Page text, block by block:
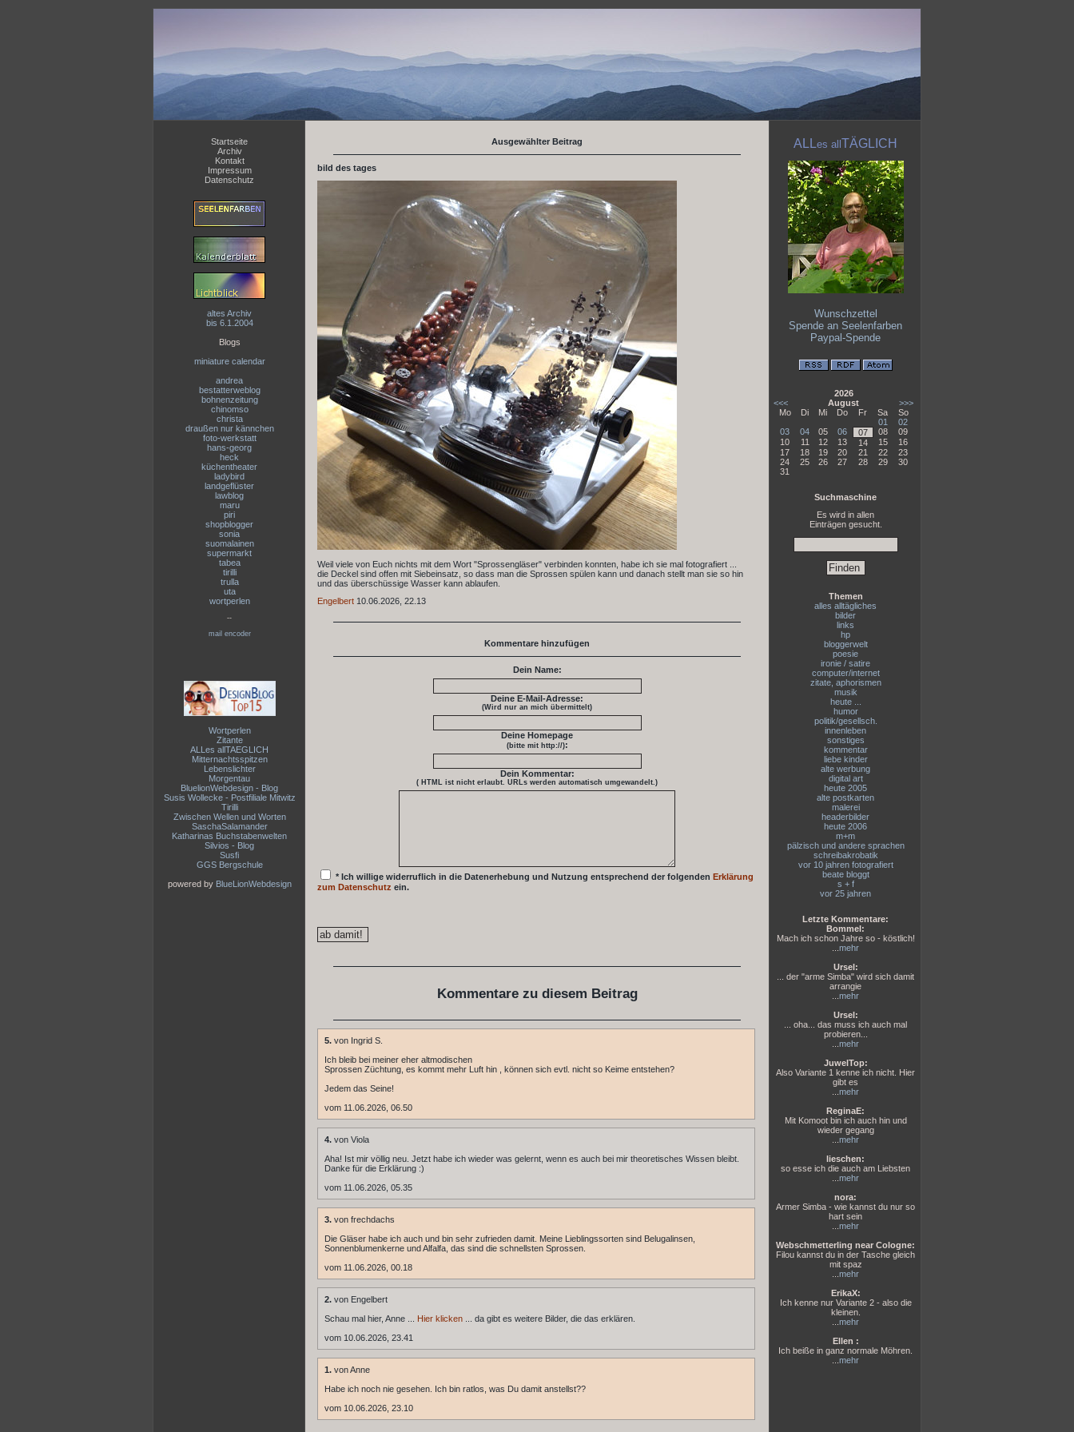
Startseite
Archiv
Kontakt
Impressum
Datenschutz
altes Archiv
bis 6.1.2004
Blogs
miniature calendar
andrea
bestatterweblog
bohnenzeitung
chinomso
christa
draußen nur kännchen
foto-werkstatt
hans-georg
heck
küchentheater
ladybird
landgeflüster
lawblog
maru
piri
shopblogger
sonia
suomalainen
supermarkt
tabea
tirilli
trulla
uta
wortperlen
--
mail encoder
Wortperlen
Zitante
ALLes allTAEGLICH
Mitternachtsspitzen
Lebenslichter
Morgentau
BluelionWebdesign - Blog
Susis Wollecke - Postfiliale Mitwitz
Tirilli
Zwischen Wellen und Worten
SaschaSalamander
Katharinas Buchstabenwelten
Silvios - Blog
Susfi
GGS Bergschule
powered by BlueLionWebdesign
Ausgewählter Beitrag
bild des tages
Weil viele von Euch nichts mit dem Wort "Sprossengläser" verbinden konnten, habe ich sie mal fotografiert ...
die Deckel sind offen mit Siebeinsatz, so dass man die Sprossen spülen kann und danach stellt man sie so hin
und das überschüssige Wasser kann ablaufen.
Engelbert 10.06.2026, 22.13
Kommentare hinzufügen
Dein Name:
Deine E-Mail-Adresse:
(Wird nur an mich übermittelt)
Deine Homepage
(bitte mit http://):
Dein Kommentar:
( HTML ist nicht erlaubt. URLs werden automatisch umgewandelt.)
* Ich willige widerruflich in die Datenerhebung und Nutzung entsprechend der folgenden Erklärung
zum Datenschutz ein.
Kommentare zu diesem Beitrag
5. von Ingrid S.
Ich bleib bei meiner eher altmodischen
Sprossen Züchtung, es kommt mehr Luft hin , können sich evtl. nicht so Keime entstehen?
Jedem das Seine!
vom 11.06.2026, 06.50
4. von Viola
Aha! Ist mir völlig neu. Jetzt habe ich wieder was gelernt, wenn es auch bei mir theoretisches Wissen bleibt.
Danke für die Erklärung :)
vom 11.06.2026, 05.35
3. von frechdachs
Die Gläser habe ich auch und bin sehr zufrieden damit. Meine Lieblingssorten sind Belugalinsen,
Sonnenblumenkerne und Alfalfa, das sind die schnellsten Sprossen.
vom 11.06.2026, 00.18
2. von Engelbert
Schau mal hier, Anne ...
Hier klicken ... da gibt es weitere Bilder, die das erklären.
vom 10.06.2026, 23.41
1. von Anne
Habe ich noch nie gesehen. Ich bin ratlos, was Du damit anstellst??
vom 10.06.2026, 23.10
ALLes all TÄGLICH
Wunschzettel
Spende an Seelenfarben
Paypal-Spende
2026
<<<
August
>>>
Mo
Di Mi Do Fr Sa
So
01
02
03
04 05 06 07 08
09
10
11 12 13 14 15
16
17
18 19 20 21 22
23
24
25 26 27 28 29
30
31
Suchmaschine
Es wird in allen
Einträgen gesucht.
Themen
alles alltägliches
bilder
links
hp
bloggerwelt
poesie
ironie / satire
computer/internet
zitate, aphorismen
musik
heute ...
humor
politik/gesellsch.
innenleben
sonstiges
kommentar
liebe kinder
alte werbung
digital art
heute 2005
alte postkarten
malerei
headerbilder
heute 2006
m+m
pälzisch und andere sprachen
schreibakrobatik
vor 10 jahren fotografiert
beate bloggt
s + f
vor 25 jahren
Letzte Kommentare:
Bommel:
Mach ich schon Jahre so - köstlich!
mehr
Ursel:
... der "arme Simba" wird sich damit
arrangie
mehr
Ursel:
... oha... das muss ich auch mal
probieren...
mehr
JuwelTop:
Also Variante 1 kenne ich nicht. Hier
gibt es
mehr
ReginaE:
Mit Komoot bin ich auch hin und
wieder gegang
mehr
lieschen:
so esse ich die auch am Liebsten
mehr
nora:
Armer Simba - wie kannst du nur so
hart sein
mehr
Webschmetterling near Cologne:
Filou kannst du in der Tasche gleich
mit spaz
mehr
ErikaX:
Ich kenne nur Variante 2 - also die
kleinen.
mehr
Ellen :
Ich beiße in ganz normale Möhren.
mehr